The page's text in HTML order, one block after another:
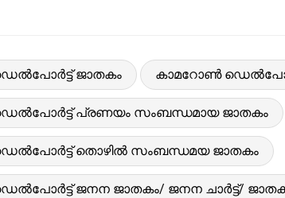
ജാതകം കാമറോൺ
പ്രണയം സംബന്ധമായ ജാതകം
തൊഴിൽ സംബന്ധമയ ജാതകം
ജനന ജാതകം/ ജനന ചാർട്ട്/